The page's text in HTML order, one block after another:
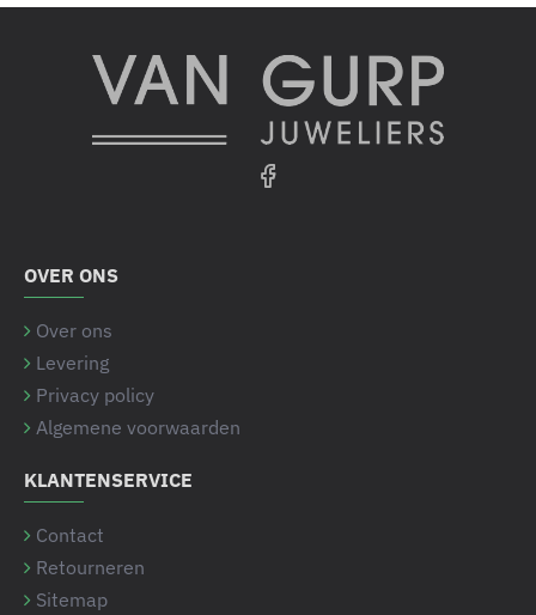
OVER ONS
Over ons
Levering
Privacy policy
Algemene voorwaarden
KLANTENSERVICE
Contact
Retourneren
Sitemap